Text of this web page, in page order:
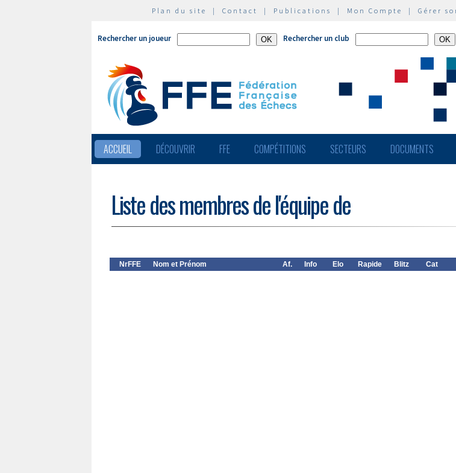
Plan du site | Contact | Publications | Mon Compte | Gérer
Rechercher un joueur Rechercher un club
ACCUEIL DÉCOUVRIR FFE COMPÉTITIONS SECTEURS DOCUMENTS
Liste des membres de l'équipe de
NrFFE Nom et Prénom Af. Info Elo Rapide Blitz Cat